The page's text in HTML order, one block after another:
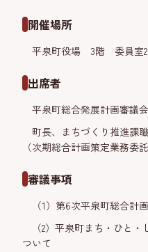
開催場所
平泉町役場 3階 委員室2
出席者
平泉町総合発展計画審議会
町長、まちづくり推進課
（次期総合計画策定業務委
審議事項
（1）第6次平泉町総合計
（2）平泉町まち・ひと・
ついて